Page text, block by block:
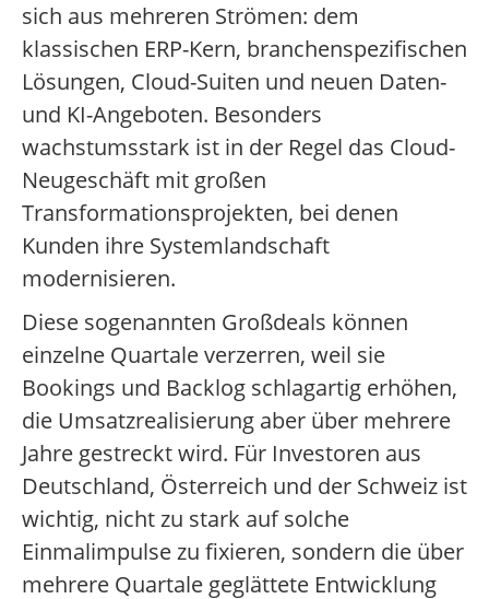
sich aus mehreren Strömen: dem
klassischen ERP-Kern, branchenspezifischen
Lösungen, Cloud-Suiten und neuen Daten-
und KI-Angeboten. Besonders
wachstumsstark ist in der Regel das Cloud-
Neugeschäft mit großen
Transformationsprojekten, bei denen
Kunden ihre Systemlandschaft
modernisieren.
Diese sogenannten Großdeals können
einzelne Quartale verzerren, weil sie
Bookings und Backlog schlagartig erhöhen,
die Umsatzrealisierung aber über mehrere
Jahre gestreckt wird. Für Investoren aus
Deutschland, Österreich und der Schweiz ist
wichtig, nicht zu stark auf solche
Einmalimpulse zu fixieren, sondern die über
mehrere Quartale geglättete Entwicklung